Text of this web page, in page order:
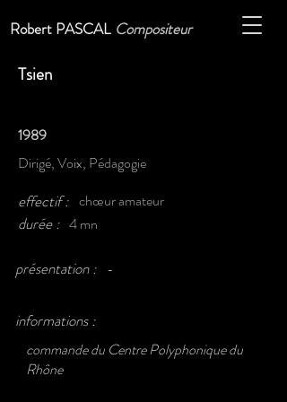
Robert PASCAL Compositeur
Tsien
1989
Dirigé, Voix, Pédagogie
effectif : chœur amateur
durée : 4 mn
présentation : -
informations :
commande du Centre Polyphonique du
Rhône